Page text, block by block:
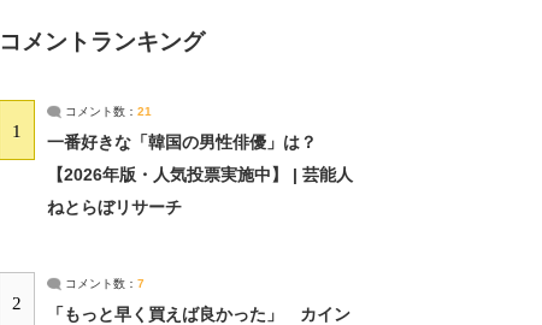
コメントランキング
1
コメント数： 21
一番好きな「韓国の男性俳優」は？
【2026年版・人気投票実施中】 | 芸能人
ねとらぼリサーチ
2
コメント数： 7
「もっと早く買えば良かった」 カイン